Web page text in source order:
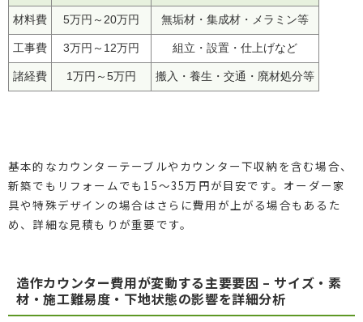
材料費 5万円～20万円 無垢材・集成材・メラミン等
工事費 3万円～12万円 組立・設置・仕上げなど
諸経費 1万円～5万円 搬入・養生・交通・廃材処分等
基本的なカウンターテーブルやカウンター下収納を含む場合、
新築でもリフォームでも15～35万円が目安です。オーダー家
具や特殊デザインの場合はさらに費用が上がる場合もあるた
め、詳細な見積もりが重要です。
造作カウンター費用が変動する主要要因 – サイズ・素
材・施工難易度・下地状態の影響を詳細分析